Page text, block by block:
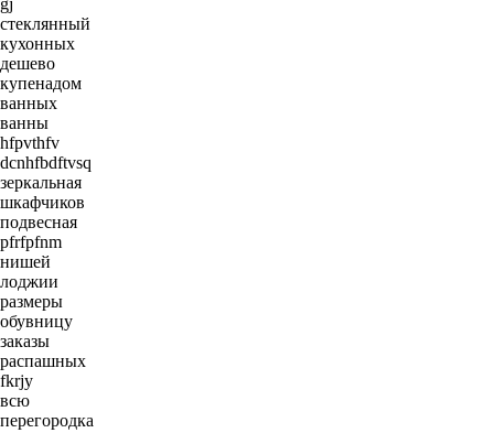
стеклянный
кухонных
дешево
купенадом
ванных
ванны
hfpvthfv
dcnhfbdftvsq
зеркальная
шкафчиков
подвесная
pfrfpfnm
нишей
лоджии
размеры
обувницу
заказы
распашных
fkrjy
всю
перегородка